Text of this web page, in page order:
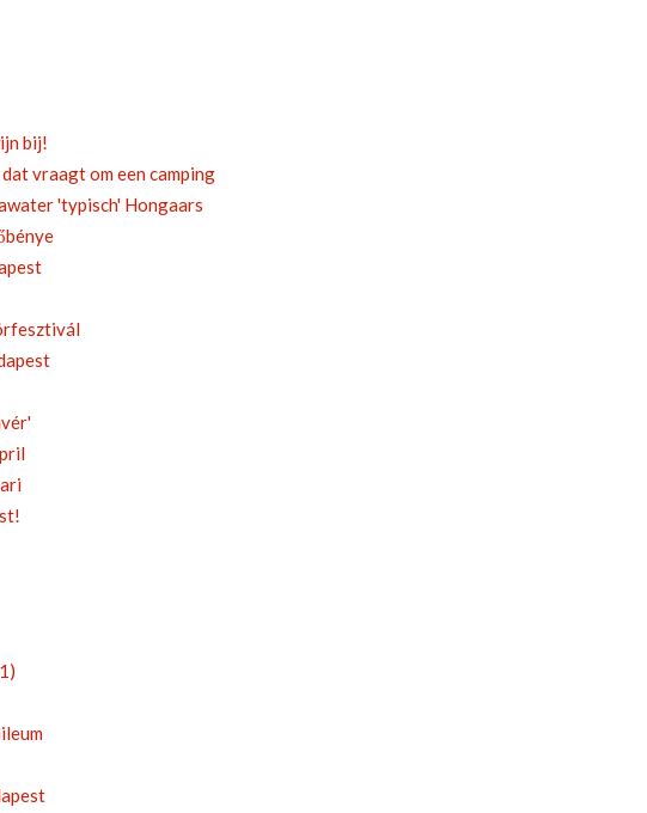
bij!
vraagt om een camping
'typisch' Hongaars